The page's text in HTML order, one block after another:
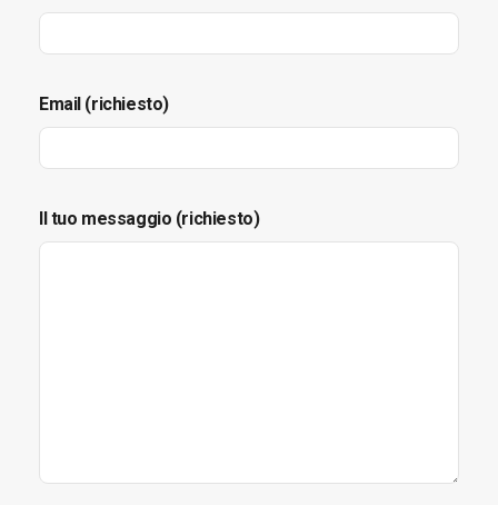
Email (richiesto)
Il tuo messaggio (richiesto)